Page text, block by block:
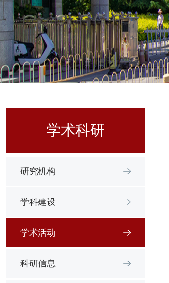
学术科研
研究机构
学科建设
学术活动
科研信息